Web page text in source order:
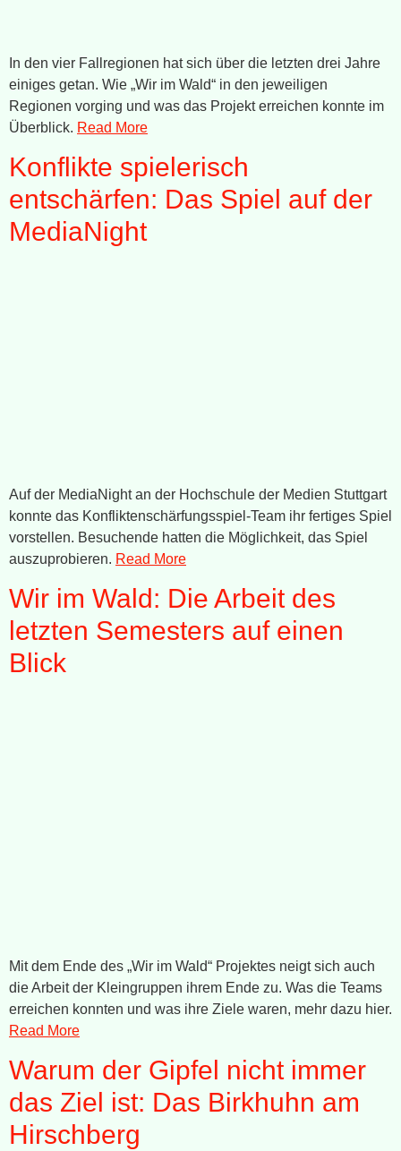
In den vier Fallregionen hat sich über die letzten drei Jahre
einiges getan. Wie „Wir im Wald“ in den jeweiligen
Regionen vorging und was das Projekt erreichen konnte im
Überblick. Read More
Konflikte spielerisch
entschärfen: Das Spiel auf der
MediaNight
Auf der MediaNight an der Hochschule der Medien Stuttgart
konnte das Konfliktenschärfungsspiel-Team ihr fertiges Spiel
vorstellen. Besuchende hatten die Möglichkeit, das Spiel
auszuprobieren. Read More
Wir im Wald: Die Arbeit des
letzten Semesters auf einen
Blick
Mit dem Ende des „Wir im Wald“ Projektes neigt sich auch
die Arbeit der Kleingruppen ihrem Ende zu. Was die Teams
erreichen konnten und was ihre Ziele waren, mehr dazu hier.
Read More
Warum der Gipfel nicht immer
das Ziel ist: Das Birkhuhn am
Hirschberg